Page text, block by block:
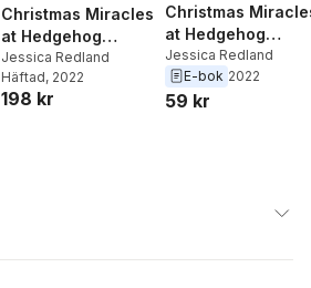
Christmas Miracles
at Hedgehog
Hollow
Jessica Redland
Häftad, 2022
198 kr
Christmas
at Hedgehog
Hollow
Jessica Redland
E-bok 2022
59 kr